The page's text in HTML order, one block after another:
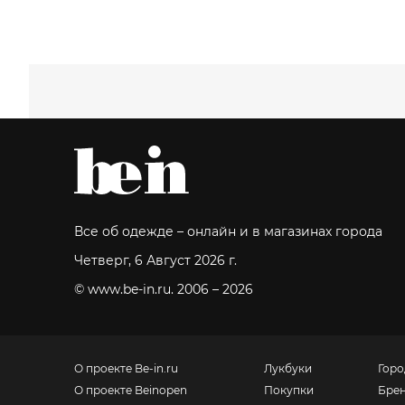
Все об одежде – онлайн и в магазинах города
Четверг, 6 Август 2026 г.
© www.be-in.ru. 2006 – 2026
О проекте Be-in.ru
О проекте Beinopen
Лукбуки
Покупки